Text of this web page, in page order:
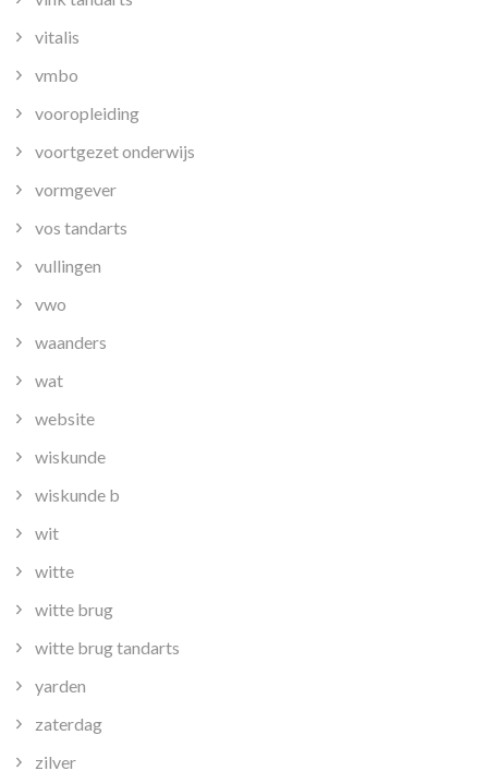
vitalis
vmbo
vooropleiding
voortgezet onderwijs
vormgever
vos tandarts
vullingen
vwo
waanders
wat
website
wiskunde
wiskunde b
wit
witte
witte brug
witte brug tandarts
yarden
zaterdag
zilver